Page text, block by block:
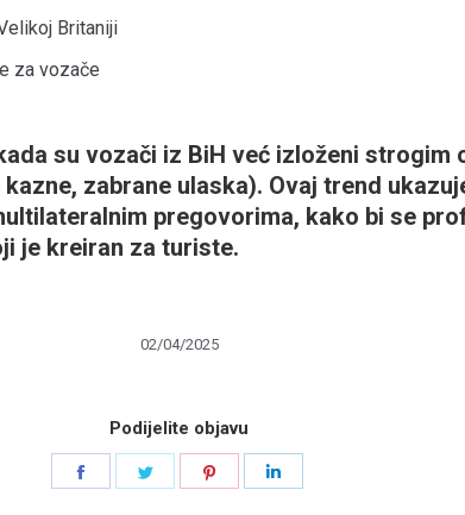
Britaniji
za vozače
su vozači iz BiH već izloženi strogim
zabrane ulaska). Ovaj trend
pregovorima, kako bi se
je kreiran za turiste.
02/04/2025
Podijelite objavu
Share